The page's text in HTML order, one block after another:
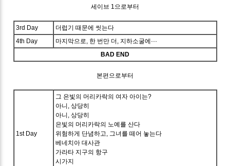
세이브 1으로부터
3rd Day
더럽기 때문에 씻는다
4th Day
마지막으로, 한 번만 더, 지하소굴에···
BAD END
본편으로부터
1st Day
그 은빛의 머리카락의 여자 아이는?
아니, 상당히
아니, 상당히
은빛의 머리카락의 노예를 산다
위험하게 단념하고, 그녀를 떼어 놓는다
베네치아 대사관
가라타 지구의 항구
시가지